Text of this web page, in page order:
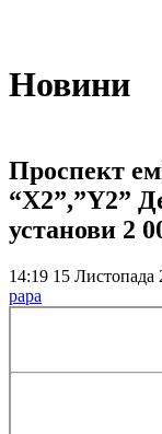
Новини
Проспект
“X2”,”Y2”
установи 2
14:19 15 Листопада
papa